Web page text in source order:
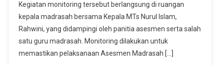
Kegiatan monitoring tersebut berlangsung di ruangan
kepala madrasah bersama Kepala MTs Nurul Islam,
Rahwini, yang didampingi oleh panitia asesmen serta salah
satu guru madrasah. Monitoring dilakukan untuk
memastikan pelaksanaan Asesmen Madrasah […]